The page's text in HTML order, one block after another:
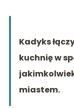
Kadyks
kuchnię w
miastem.